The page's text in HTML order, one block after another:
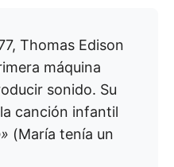
Thomas Edison
máquina
sonido. Su
canción infantil
(María tenía un